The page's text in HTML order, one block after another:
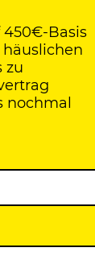
450€-Basis
zu